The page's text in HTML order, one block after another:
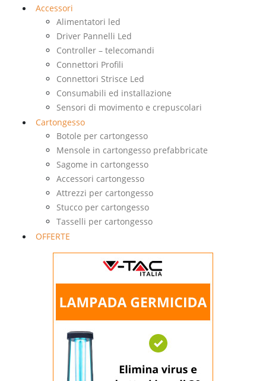
Accessori
Alimentatori led
Driver Pannelli Led
Controller – telecomandi
Connettori Profili
Connettori Strisce Led
Consumabili ed installazione
Sensori di movimento e crepuscolari
Cartongesso
Botole per cartongesso
Mensole in cartongesso prefabbricate
Sagome in cartongesso
Accessori cartongesso
Attrezzi per cartongesso
Stucco per cartongesso
Tasselli per cartongesso
OFFERTE